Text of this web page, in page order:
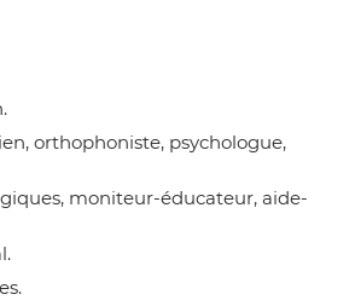
orthophoniste, psychologue,
moniteur-éducateur, aide-